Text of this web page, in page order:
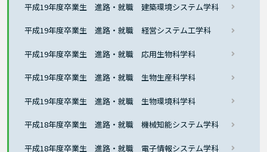
平成19年度卒業生 進路・就職 建築環境システム学科
平成19年度卒業生 進路・就職 経営システム工学科
平成19年度卒業生 進路・就職 応用生物科学科
平成19年度卒業生 進路・就職 生物生産科学科
平成19年度卒業生 進路・就職 生物環境科学科
平成18年度卒業生 進路・就職 機械知能システム学科
平成18年度卒業生 進路・就職 電子情報システム学科